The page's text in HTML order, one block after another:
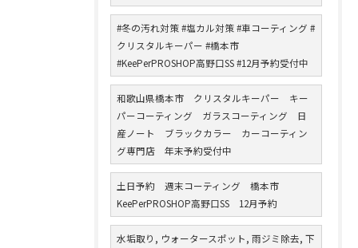
#冬の汚れ対策 #塩カル対策 #車コーティング #
クリスタルキーパー #橋本市
#KeePerPROSHOP高野口SS #12月予約受付中
和歌山県橋本市 クリスタルキーパー キー
パーコーティング ガラスコーティング 日
産ノート ブラックカラー カーコーティン
グ専門店 年末予約受付中
土日予約 週末コーティング 橋本市
KeePerPROSHOP高野口SS 12月予約
水垢取り, ウォータースポット, 雨ジミ除去, 下